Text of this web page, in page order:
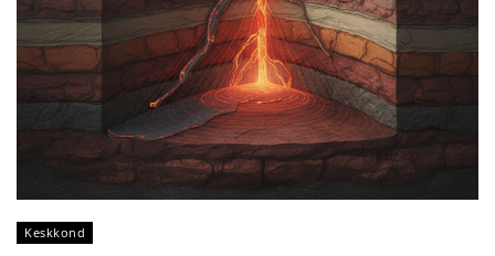
Keskkond